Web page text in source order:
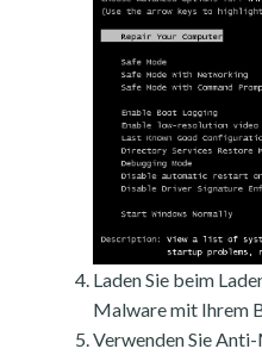
Laden Sie beim
Malware mit Ihrem
Verwenden Sie